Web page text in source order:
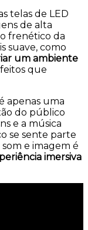
telas de LED
de alta
frenético da
suave, como
um ambiente
que
apenas uma
do público
e a música
se sente parte
e imagem é
imersiva